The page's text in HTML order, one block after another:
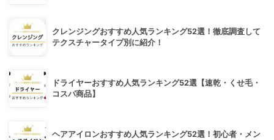
クレンジングおすすめ人気ランキング52選！徹底調査して
テクスチャータイプ別に紹介！
ドライヤーおすすめ人気ランキング52選【速乾・くせ毛・
コスパ商品】
ヘアアイロンおすすめ人気ランキング52選！初心者・メン